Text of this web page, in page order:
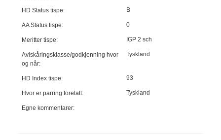
HD Status tispe: B
AA Status tispe: 0
Meritter tispe: IGP 2 sch
Avlskåringsklasse/godkjenning hvor
og når:
Tyskland
HD Index tispe: 93
Hvor er parring foretatt: Tyskland
Egne kommentarer: